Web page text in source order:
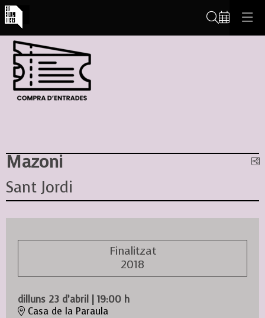
Mazoni
Sant Jordi
Finalitzat
2018
dilluns 23 d’abril | 19:00 h
Casa de la Paraula